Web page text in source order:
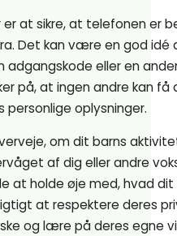
er at sikre, at telefonen er
Det kan være en god
adgangskode eller en
på, at ingen andre kan få
oplysninger.
om dit barns
af dig eller andre
at holde øje med, hvad dit
at respektere deres
og lære på deres egne